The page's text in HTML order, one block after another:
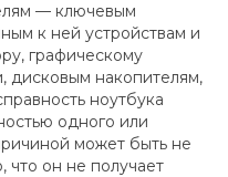
— ключевым
к ней устройствам и
графическому
дисковым накопителям,
ноутбука
одного или
может быть не
что он не получает